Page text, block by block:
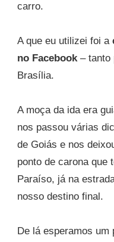
carro.
A que eu utilizei foi a
no Facebook– tanto
Brasília.
A moça da ida era
nos passou várias
de Goiás e nos
ponto de carona que
Paraíso, já na
nosso destino final.
De lá esperamos